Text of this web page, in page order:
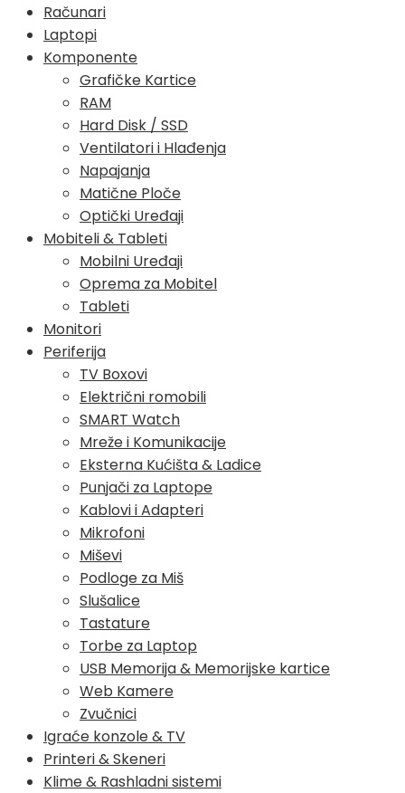
Računari
Laptopi
Komponente
Grafičke Kartice
RAM
Hard Disk / SSD
Ventilatori i Hlađenja
Napajanja
Matične Ploče
Optički Uređaji
Mobiteli & Tableti
Mobilni Uređaji
Oprema za Mobitel
Tableti
Monitori
Periferija
TV Boxovi
Električni romobili
SMART Watch
Mreže i Komunikacije
Eksterna Kućišta & Ladice
Punjači za Laptope
Kablovi i Adapteri
Mikrofoni
Miševi
Podloge za Miš
Slušalice
Tastature
Torbe za Laptop
USB Memorija & Memorijske kartice
Web Kamere
Zvučnici
Igraće konzole & TV
Printeri & Skeneri
Klime & Rashladni sistemi